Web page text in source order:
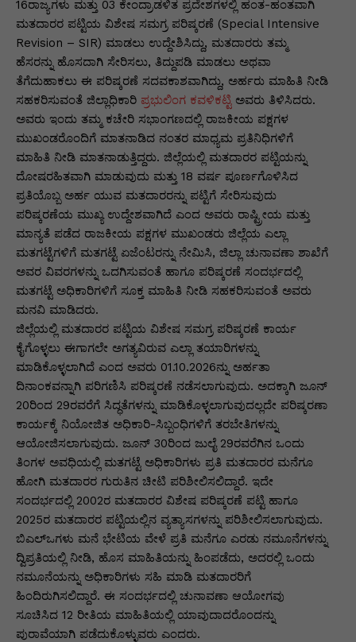
A
p
p
b
o
o
k
dI
n
e
n
g
er
a
m
Li
k
e
16ರಾಜ್ಯಗಳು ಮತ್ತು 03 ಕೇಂದ್ರಾಡಳಿತ ಪ್ರದೇಶಗಳಲ್ಲಿ ಹಂತ-ಹಂತವಾಗಿ
ಮತದಾರರ ಪಟ್ಟಿಯ ವಿಶೇಷ ಸಮಗ್ರ ಪರಿಷ್ಕರಣೆ (Special Intensive
Revision – SIR) ಮಾಡಲು ಉದ್ದೇಶಿಸಿದ್ದು, ಮತದಾರರು ತಮ್ಮ
ಹೆಸರನ್ನು ಹೊಸದಾಗಿ ಸೇರಿಸಲು, ತಿದ್ದುಪಡಿ ಮಾಡಲು ಅಥವಾ
ತೆಗೆದುಹಾಕಲು ಈ ಪರಿಷ್ಕರಣೆ ಸದವಕಾಶವಾಗಿದ್ದು, ಅರ್ಹರು ಮಾಹಿತಿ ನೀಡಿ
ಸಹಕರಿಸುವಂತೆ ಜಿಲ್ಲಾಧಿಕಾರಿ ಪ್ರಭುಲಿಂಗ ಕವಳಿಕಟ್ಟಿ ಅವರು ತಿಳಿಸಿದರು.
ಅವರು ಇಂದು ತಮ್ಮ ಕಚೇರಿ ಸಭಾಂಗಣದಲ್ಲಿ ರಾಜಕೀಯ ಪಕ್ಷಗಳ
ಮುಖಂಡರೊಂದಿಗೆ ಮಾತನಾಡಿದ ನಂತರ ಮಾಧ್ಯಮ ಪ್ರತಿನಿಧಿಗಳಿಗೆ
ಮಾಹಿತಿ ನೀಡಿ ಮಾತನಾಡುತ್ತಿದ್ದರು. ಜಿಲ್ಲೆಯಲ್ಲಿ ಮತದಾರರ ಪಟ್ಟಿಯನ್ನು
ದೋಷರಹಿತವಾಗಿ ಮಾಡುವುದು ಮತ್ತು 18 ವರ್ಷ ಪೂರ್ಣಗೊಳಿಸಿದ
ಪ್ರತಿಯೊಬ್ಬ ಅರ್ಹ ಯುವ ಮತದಾರರನ್ನು ಪಟ್ಟಿಗೆ ಸೇರಿಸುವುದು
ಪರಿಷ್ಕರಣೆಯ ಮುಖ್ಯ ಉದ್ದೇಶವಾಗಿದೆ ಎಂದ ಅವರು ರಾಷ್ಟ್ರೀಯ ಮತ್ತು
ಮಾನ್ಯತೆ ಪಡೆದ ರಾಜಕೀಯ ಪಕ್ಷಗಳ ಮುಖಂಡರು ಜಿಲ್ಲೆಯ ಎಲ್ಲಾ
ಮತಗಟ್ಟೆಗಳಿಗೆ ಮತಗಟ್ಟೆ ಏಜೆಂಟರನ್ನು ನೇಮಿಸಿ, ಜಿಲ್ಲಾ ಚುನಾವಣಾ ಶಾಖೆಗೆ
ಅವರ ವಿವರಗಳನ್ನು ಒದಗಿಸುವಂತೆ ಹಾಗೂ ಪರಿಷ್ಕರಣೆ ಸಂದರ್ಭದಲ್ಲಿ
ಮತಗಟ್ಟೆ ಅಧಿಕಾರಿಗಳಿಗೆ ಸೂಕ್ತ ಮಾಹಿತಿ ನೀಡಿ ಸಹಕರಿಸುವಂತೆ ಅವರು
ಮನವಿ ಮಾಡಿದರು.
ಜಿಲ್ಲೆಯಲ್ಲಿ ಮತದಾರರ ಪಟ್ಟಿಯ ವಿಶೇಷ ಸಮಗ್ರ ಪರಿಷ್ಕರಣೆ ಕಾರ್ಯ
ಕೈಗೊಳ್ಳಲು ಈಗಾಗಲೇ ಅಗತ್ಯವಿರುವ ಎಲ್ಲಾ ತಯಾರಿಗಳನ್ನು
ಮಾಡಿಕೊಳ್ಳಲಾಗಿದೆ ಎಂದ ಅವರು 01.10.2026ನ್ನು ಅರ್ಹತಾ
ದಿನಾಂಕವನ್ನಾಗಿ ಪರಿಗಣಿಸಿ ಪರಿಷ್ಕರಣೆ ನಡೆಸಲಾಗುವುದು. ಅದಕ್ಕಾಗಿ ಜೂನ್‌
20ರಿಂದ 29ರವರೆಗೆ ಸಿದ್ಧತೆಗಳನ್ನು ಮಾಡಿಕೊಳ್ಳಲಾಗುವುದಲ್ಲದೇ ಪರಿಷ್ಕರಣಾ
ಕಾರ್ಯಕ್ಕೆ ನಿಯೋಜಿತ ಅಧಿಕಾರಿ-ಸಿಬ್ಬಂಧಿಗಳಿಗೆ ತರಬೇತಿಗಳನ್ನು
ಆಯೋಜಿಸಲಾಗುವುದು. ಜೂನ್‌ 30ರಿಂದ ಜುಲೈ 29ರವರೆಗಿನ ಒಂದು
ತಿಂಗಳ ಅವಧಿಯಲ್ಲಿ ಮತಗಟ್ಟೆ ಅಧಿಕಾರಿಗಳು ಪ್ರತಿ ಮತದಾರರ ಮನೆಗೂ
ಹೋಗಿ ಮತದಾರರ ಗುರುತಿನ ಚೀಟಿ ಪರಿಶೀಲಿಸಲಿದ್ದಾರೆ. ಇದೇ
ಸಂದರ್ಭದಲ್ಲಿ 2002ರ ಮತದಾರರ ವಿಶೇಷ ಪರಿಷ್ಕರಣೆ ಪಟ್ಟಿ ಹಾಗೂ
2025ರ ಮತದಾರರ ಪಟ್ಟಿಯಲ್ಲಿನ ವ್ಯತ್ಯಾಸಗಳನ್ನು ಪರಿಶೀಲಿಸಲಾಗುವುದು.
ಬಿಎಲ್‍ಒಗಳು ಮನೆ ಭೇಟಿಯ ವೇಳೆ ಪ್ರತಿ ಮನೆಗೂ ಎರಡು ನಮೂನೆಗಳನ್ನು
ದ್ವಿಪ್ರತಿಯಲ್ಲಿ ನೀಡಿ, ಹೊಸ ಮಾಹಿತಿಯನ್ನು ಹಿಂಪಡೆದು, ಅದರಲ್ಲಿ ಒಂದು
ನಮೂನೆಯನ್ನು ಅಧಿಕಾರಿಗಳು ಸಹಿ ಮಾಡಿ ಮತದಾರರಿಗೆ
ಹಿಂದಿರುಗಿಸಲಿದ್ದಾರೆ. ಈ ಸಂದರ್ಭದಲ್ಲಿ ಚುನಾವಣಾ ಆಯೋಗವು
ಸೂಚಿಸಿದ 12 ರೀತಿಯ ಮಾಹಿತಿಯಲ್ಲಿ ಯಾವುದಾದರೊಂದನ್ನು
ಪುರಾವೆಯಾಗಿ ಪಡೆದುಕೊಳ್ಳುವರು ಎಂದರು.